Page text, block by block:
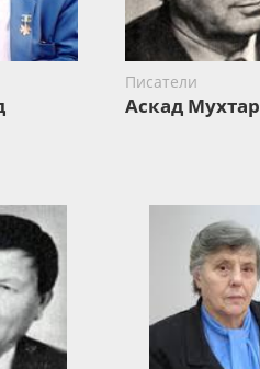
Писатели
Аскад Мухтар